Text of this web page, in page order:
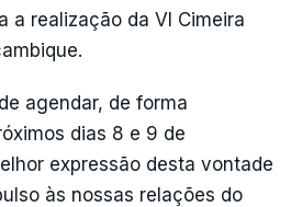
a realização da VI Cimeira
agendar, de forma
dias 8 e 9 de
expressão desta vontade
às nossas relações do